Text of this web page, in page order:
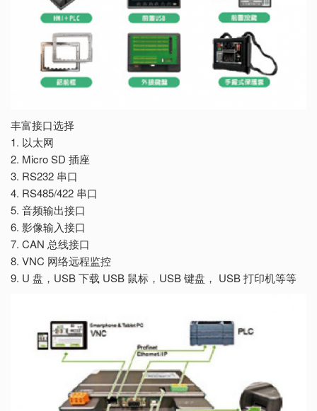
丰富接口选择
1. 以太网
2. Micro SD 插座
3. RS232 串口
4. RS485/422 串口
5. 音频输出接口
6. 影像输入接口
7. CAN 总线接口
8. VNC 网络远程监控
9. U 盘，USB 下载 USB 鼠标，USB 键盘， USB 打印机等等